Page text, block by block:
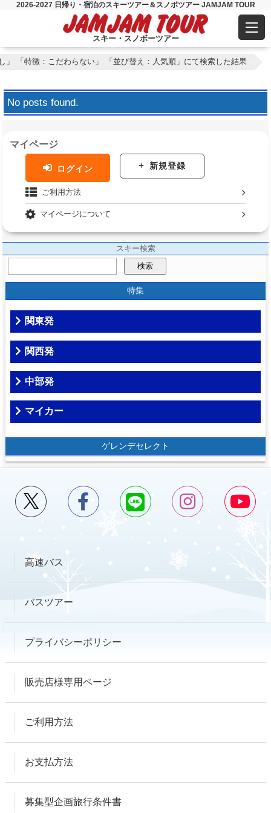
2026-2027 日帰り・宿泊のスキーツアー＆スノボツアー JAMJAM TOUR
スキー・スノボーツアー
「特徴：こだわらない」 「並び替え：人気順」にて検索した結果
No posts found.
マイページ
ログイン 新規登録
ご利用方法
マイページについて
スキー検索
検索
特集
関東発
関西発
中部発
マイカー
ゲレンデセレクト
高速バス
バスツアー
プライバシーポリシー
販売店様専用ページ
ご利用方法
お支払方法
募集型企画旅行条件書